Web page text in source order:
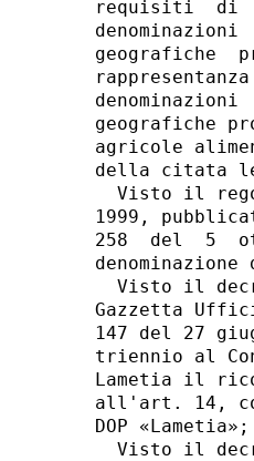
requisiti  di
geografiche
geografiche
agricole
della citata
Visto il
1999,
258  del  5
Visto il
Gazzetta
147 del 27
triennio al
Lametia il
all'art. 14,
DOP «Lametia»;
Visto il